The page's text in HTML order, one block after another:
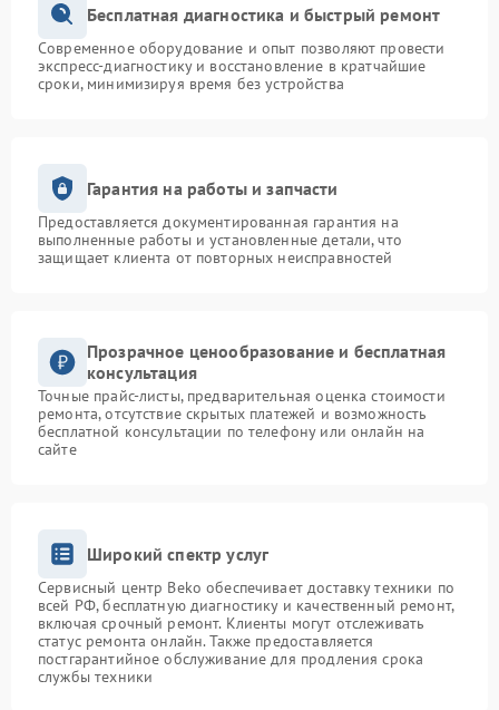
Бесплатная диагностика и быстрый ремонт
Современное оборудование и опыт позволяют провести
экспресс-диагностику и восстановление в кратчайшие
сроки, минимизируя время без устройства
Гарантия на работы и запчасти
Предоставляется документированная гарантия на
выполненные работы и установленные детали, что
защищает клиента от повторных неисправностей
Прозрачное ценообразование и бесплатная
консультация
Точные прайс-листы, предварительная оценка стоимости
ремонта, отсутствие скрытых платежей и возможность
бесплатной консультации по телефону или онлайн на
сайте
Широкий спектр услуг
Сервисный центр Beko обеспечивает доставку техники по
всей РФ, бесплатную диагностику и качественный ремонт,
включая срочный ремонт. Клиенты могут отслеживать
статус ремонта онлайн. Также предоставляется
постгарантийное обслуживание для продления срока
службы техники